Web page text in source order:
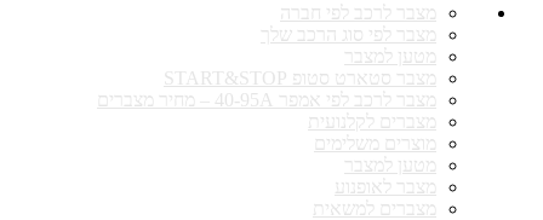
מצבר לרכב לפי חברה
מצבר לפי סוג הרכב שלך
מטען למצבר
מצבר סטארט סטופ START&STOP
מצבר לרכב לפי אמפר 40-95A – מחיר מצברים
מצברים לקלנועית
מוצרים משלימים
מטען למצבר
מצבר לאופנוע
מצברים למשאית